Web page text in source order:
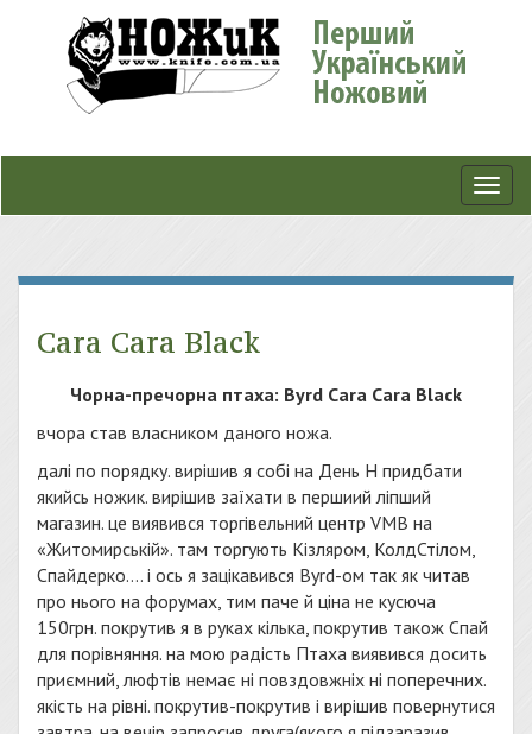
Cara Cara Black
Чорна-пречорна птаха: Byrd Cara Cara Black
вчора став власником даного ножа.
далі по порядку. вирішив я собі на День Н придбати
якийсь ножик. вирішив заїхати в першиий ліпший
магазин. це виявився торгівельний центр VMB на
«Житомирській». там торгують Кізляром, КолдСтілом,
Спайдерко…. і ось я зацікавився Byrd-ом так як читав
про нього на форумах, тим паче й ціна не кусюча
150грн. покрутив я в руках кілька, покрутив також Спай
для порівняння. на мою радість Птаха виявився досить
приємний, люфтів немає ні повздовжніх ні поперечних.
якість на рівні. покрутив-покрутив і вирішив повернутися